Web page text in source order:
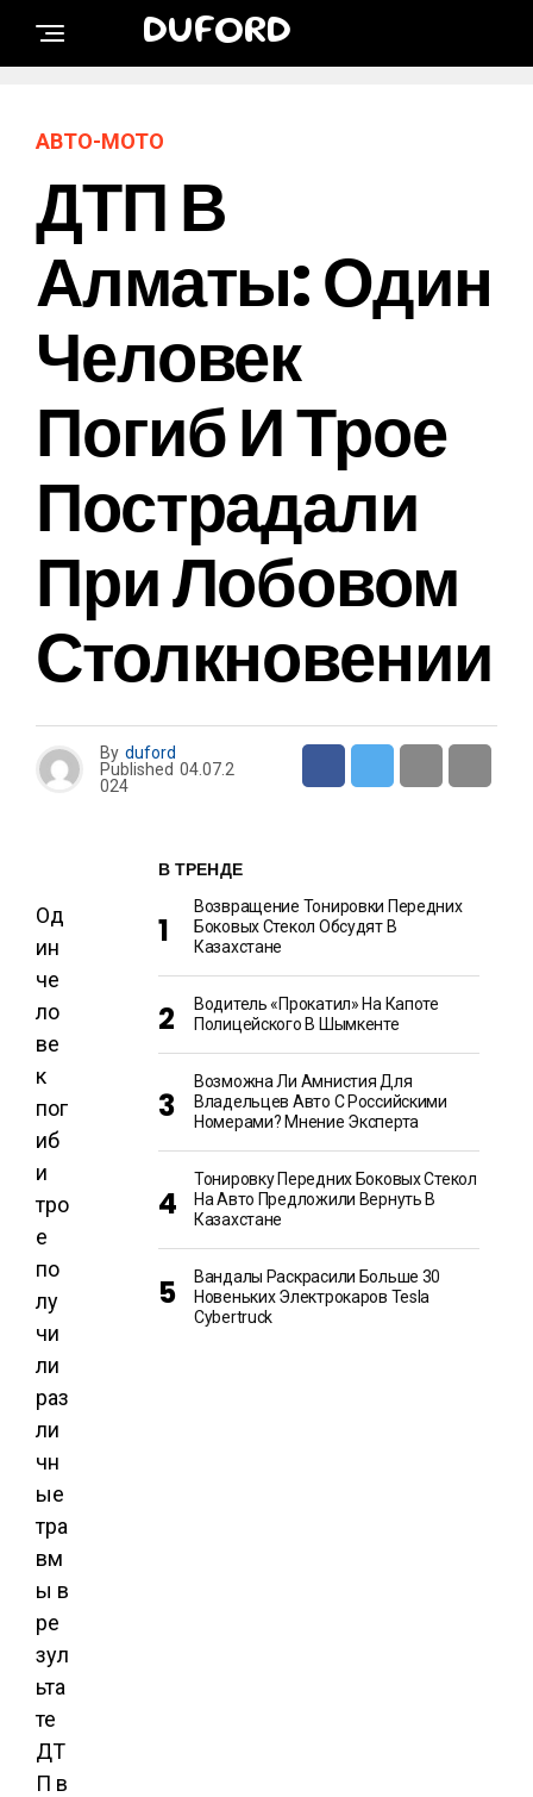
DUFORD
АВТО-МОТО
ДТП В
Алматы: Один
Человек
Погиб И Трое
Пострадали
При Лобовом
Столкновении
By duford
Published 04.07.2
024
Од
ин
че
ло
ве
к
пог
иб
и
тро
е
по
лу
чи
ли
раз
ли
чн
ые
тра
вм
ы в
ре
зул
ьта
те
ДТ
П в
В ТРЕНДЕ
Возвращение Тонировки Передних
Боковых Стекол Обсудят В
Казахстане
Водитель «прокатил» На Капоте
Полицейского В Шымкенте
Возможна Ли Амнистия Для
Владельцев Авто С Российскими
Номерами? Мнение Эксперта
Тонировку Передних Боковых Стекол
На Авто Предложили Вернуть В
Казахстане
Вандалы Раскрасили Больше 30
Новеньких Электрокаров Tesla
Cybertruck